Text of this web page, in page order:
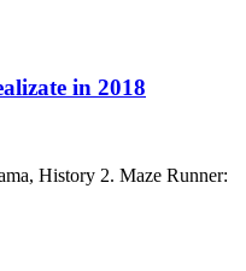
in 2018
History 2. Maze Runner: